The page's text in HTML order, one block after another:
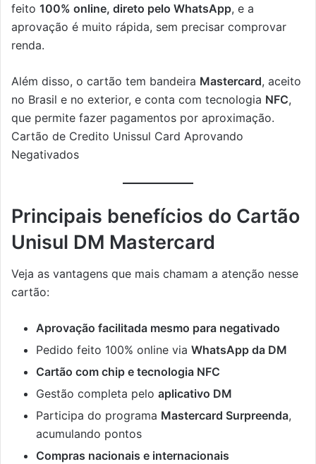
feito 100% online, direto pelo WhatsApp, e a
aprovação é muito rápida, sem precisar comprovar
renda.
Além disso, o cartão tem bandeira Mastercard, aceito
no Brasil e no exterior, e conta com tecnologia NFC,
que permite fazer pagamentos por aproximação.
Cartão de Credito Unissul Card Aprovando
Negativados
Principais benefícios do Cartão
Unisul DM Mastercard
Veja as vantagens que mais chamam a atenção nesse
cartão:
Aprovação facilitada mesmo para negativado
Pedido feito 100% online via WhatsApp da DM
Cartão com chip e tecnologia NFC
Gestão completa pelo aplicativo DM
Participa do programa Mastercard Surpreenda,
acumulando pontos
Compras nacionais e internacionais